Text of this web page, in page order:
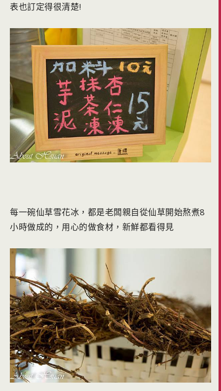
表也訂定得很清楚!
每一碗仙草雪花冰，都是老闆親自從仙草開始熬煮8
小時做成的，用心的做食材，新鮮都看得見